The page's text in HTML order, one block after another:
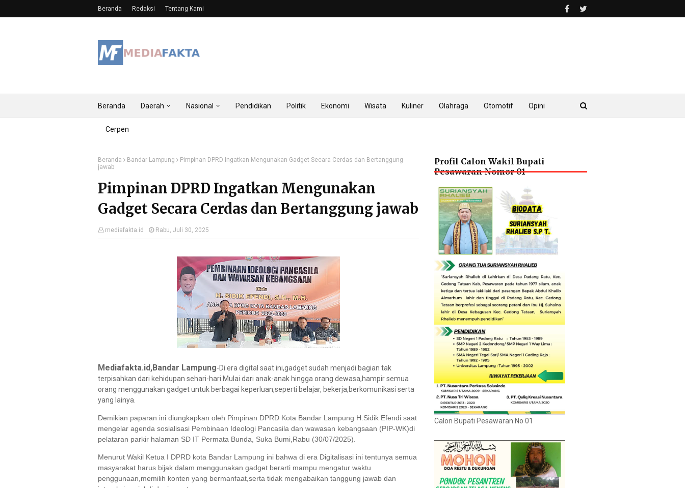
Beranda Redaksi Tentang Kami
Beranda Daerah Nasional Pendidikan Politik Ekonomi Wisata Kuliner Olahraga Otomotif Opini
Cerpen
Beranda Bandar Lampung
Pimpinan DPRD Ingatkan Mengunakan Gadget Secara Cerdas dan Bertanggung
jawab
Pimpinan DPRD Ingatkan Mengunakan
Gadget Secara Cerdas dan Bertanggung jawab
mediafakta.id Rabu, Juli 30, 2025
Mediafakta.id,Bandar Lampung-Di era digital saat ini,gadget sudah menjadi bagian tak
terpisahkan dari kehidupan sehari-hari.Mulai dari anak-anak hingga orang dewasa,hampir semua
orang menggunakan gadget untuk berbagai keperluan,seperti belajar, bekerja,berkomunikasi serta
yang lainya.
Demikian paparan ini diungkapkan oleh Pimpinan DPRD Kota Bandar Lampung H.Sidik Efendi saat
mengelar agenda sosialisasi Pembinaan Ideologi Pancasila dan wawasan kebangsaan (PIP-WK)di
pelataran parkir halaman SD IT Permata Bunda, Suka Bumi,Rabu (30/07/2025).
Menurut Wakil Ketua I DPRD kota Bandar Lampung ini bahwa di era Digitalisasi ini tentunya semua
masyarakat harus bijak dalam menggunakan gadget berarti mampu mengatur waktu
penggunaan,memilih konten yang bermanfaat,serta tidak mengabaikan tanggung jawab dan
Profil Calon Wakil Bupati
Pesawaran Nomor 01
Calon Bupati Pesawaran No 01